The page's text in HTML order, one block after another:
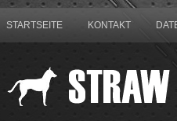
STARTSEITE KONTAKT